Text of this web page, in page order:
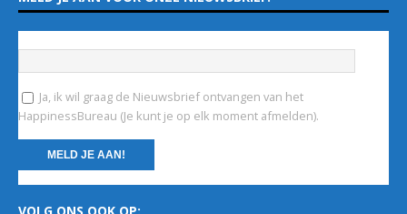
Ja, ik wil graag de Nieuwsbrief ontvangen van het
HappinessBureau (Je kunt je op elk moment afmelden).